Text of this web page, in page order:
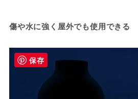
傷や水に強く屋外でも使用できる
保存